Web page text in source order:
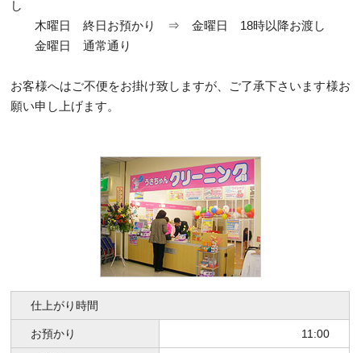
し
木曜日 終日お預かり ⇒ 金曜日 18時以降お渡し
金曜日 通常通り
お客様へはご不便をお掛け致しますが、ご了承下さいます様お
願い申し上げます。
仕上がり時間
お預かり 11:00